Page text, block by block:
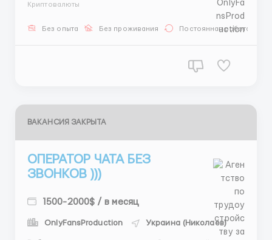
ноутбука. Удобный сменный график 6/1 по 8 часов.
Обучение с нуля занимает 3 дня. Оплата раз в
Криптовалюты
Без опыта Без проживания Постоянная работа
ВАКАНСИЯ ЗАКРЫТА
ОПЕРАТОР ЧАТА БЕЗ
ЗВОНКОВ )))
1500-2000$ / в месяц
OnlyFansProduction Украина (Николаев)